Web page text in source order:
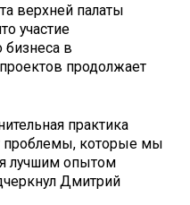
верхней палаты
участие
бизнеса в
продолжает
практика
проблемы, которые мы
лучшим опытом
Дмитрий